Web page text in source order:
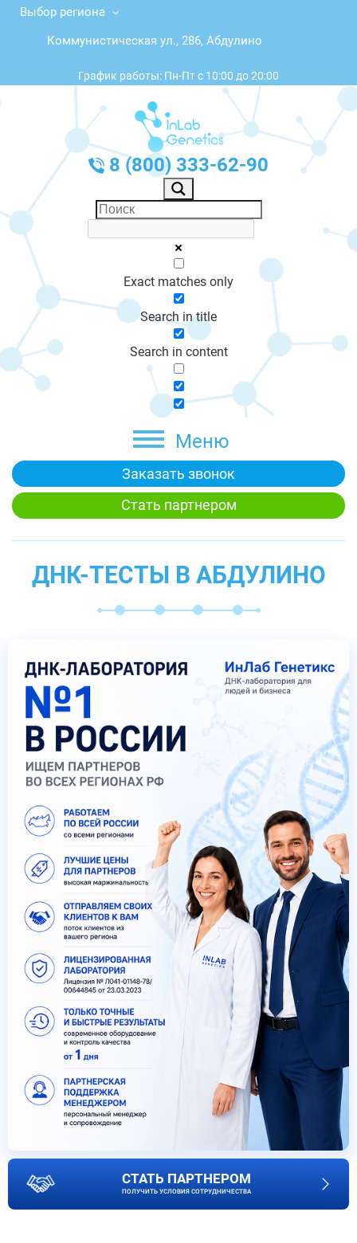
Выбор региона
Коммунистическая ул., 286, Абдулино
График работы: Пн-Пт с 10:00 до 20:00
8 (800) 333-62-90
Exact matches only
Search in title
Search in content
Меню
Заказать звонок
Стать партнером
ДНК-ТЕСТЫ В АБДУЛИНО
СТАТЬ ПАРТНЕРОМ
ПОЛУЧИТЬ УСЛОВИЯ СОТРУДНИЧЕСТВА